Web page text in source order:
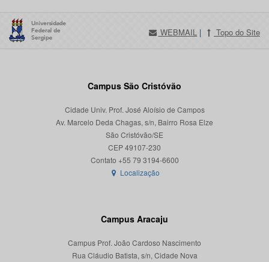
WEBMAIL | Topo do Site
Campus São Cristóvão
Cidade Univ. Prof. José Aloísio de Campos
Av. Marcelo Deda Chagas, s/n, Bairro Rosa Elze
São Cristóvão/SE
CEP 49107-230
Localização
Campus Aracaju
Campus Prof. João Cardoso Nascimento
Rua Cláudio Batista, s/n, Cidade Nova